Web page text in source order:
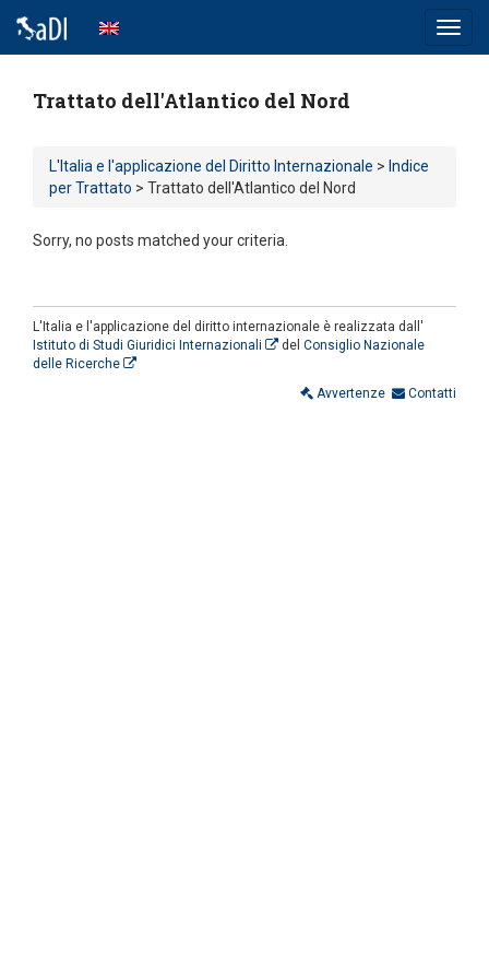
Trattato dell'Atlantico del Nord
L'Italia e l'applicazione del Diritto Internazionale > Indice
per Trattato > Trattato dell'Atlantico del Nord
Sorry, no posts matched your criteria.
L'Italia e l'applicazione del diritto internazionale è realizzata dall'
Istituto di Studi Giuridici Internazionali
del Consiglio Nazionale
delle Ricerche
Avvertenze
Contatti